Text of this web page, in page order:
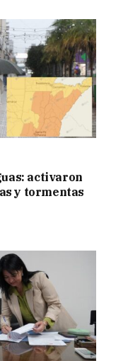
activaron
y tormentas